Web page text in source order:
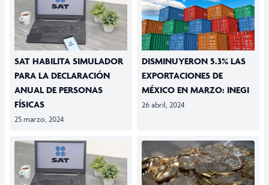
SAT HABILITA SIMULADOR
PARA LA DECLARACIÓN
ANUAL DE PERSONAS
FÍSICAS
25 marzo, 2024
DISMINUYERON 5.3% LAS
EXPORTACIONES DE
MÉXICO EN MARZO: INEGI
26 abril, 2024